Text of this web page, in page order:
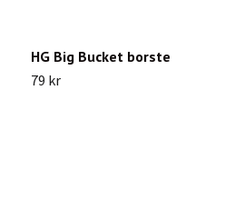
HG Big Bucket borste
79 kr